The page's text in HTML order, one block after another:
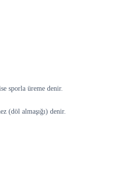
sporla üreme denir.
(döl almaşığı) denir.